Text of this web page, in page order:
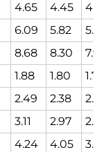
4.65 4.45
6.09 5.82
8.68 8.30
1.88 1.80
1.72
2.49 2.38
3.11 2.97
4.24 4.05